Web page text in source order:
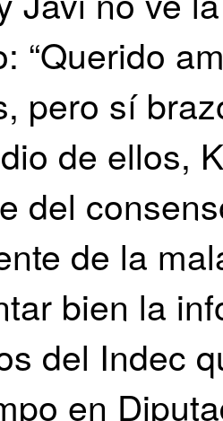
“Querido
pero sí
de ellos,
del
de la
bien la
del Indec
en